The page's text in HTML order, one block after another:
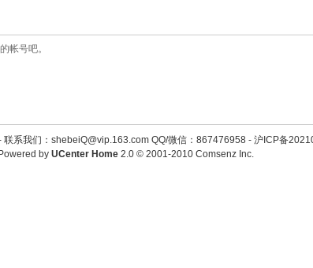
帐号吧。
联系我们：shebeiQ@vip.163.com QQ/微信：867476958- 沪ICP备
Powered by UCenter Home 2.0© 2001-2010 Comsenz Inc.